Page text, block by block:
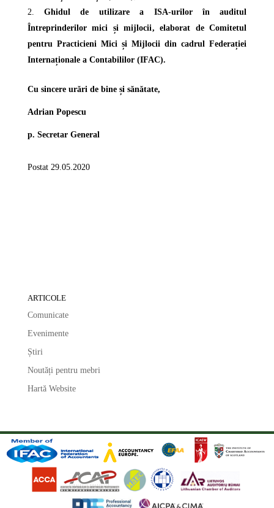
Ghidul de utilizare a ISA-urilor în auditul
Întreprinderilor mici și mijlocii, elaborat de Comitetul
pentru Practicieni Mici și Mijlocii din cadrul Federației
Internaționale a Contabililor (IFAC).
Cu sincere urări de bine și sănătate,
Adrian Popescu
p. Secretar General
Postat 29.05.2020
ARTICOLE
Comunicate
Evenimente
Știri
Noutăți pentru mebri
Hartă Website